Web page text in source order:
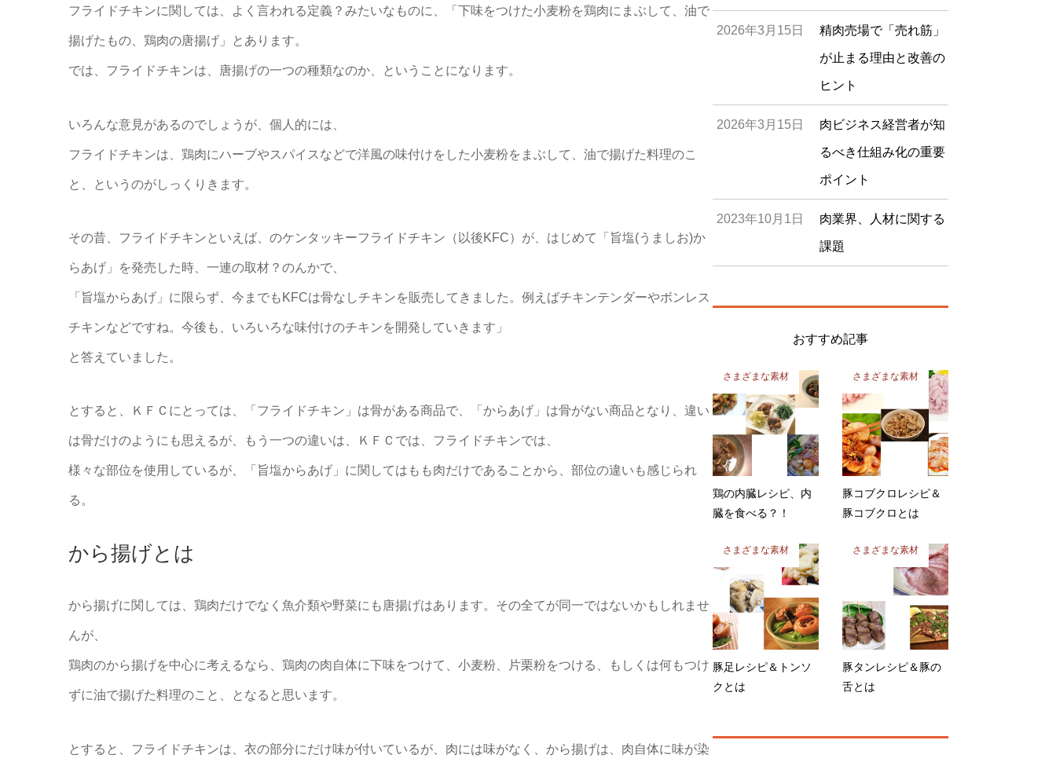
フライドチキンに関しては、よく言われる定義？みたいなものに、「下味をつけた小麦粉を鶏肉にまぶして、油で
揚げたもの、鶏肉の唐揚げ」とあります。
では、フライドチキンは、唐揚げの一つの種類なのか、ということになります。
いろんな意見があるのでしょうが、個人的には、
フライドチキンは、鶏肉にハーブやスパイスなどで洋風の味付けをした小麦粉をまぶして、油で揚げた料理のこ
と、というのがしっくりきます。
その昔、フライドチキンといえば、のケンタッキーフライドチキン（以後KFC）が、はじめて「旨塩(うましお)か
らあげ」を発売した時、一連の取材？のんかで、
「旨塩からあげ」に限らず、今までもKFCは骨なしチキンを販売してきました。例えばチキンテンダーやボンレス
チキンなどですね。今後も、いろいろな味付けのチキンを開発していきます」
と答えていました。
とすると、ＫＦＣにとっては、「フライドチキン」は骨がある商品で、「からあげ」は骨がない商品となり、違い
は骨だけのようにも思えるが、もう一つの違いは、ＫＦＣでは、フライドチキンでは、
様々な部位を使用しているが、「旨塩からあげ」に関してはもも肉だけであることから、部位の違いも感じられ
る。
から揚げとは
から揚げに関しては、鶏肉だけでなく魚介類や野菜にも唐揚げはあります。その全てが同一ではないかもしれませ
んが、
鶏肉のから揚げを中心に考えるなら、鶏肉の肉自体に下味をつけて、小麦粉、片栗粉をつける、もしくは何もつけ
ずに油で揚げた料理のこと、となると思います。
とすると、フライドチキンは、衣の部分にだけ味が付いているが、肉には味がなく、から揚げは、肉自体に味が染
2026年3月15日 精肉売場で「売れ筋」
が止まる理由と改善の
ヒント
2026年3月15日 肉ビジネス経営者が知
るべき仕組み化の重要
ポイント
2023年10月1日 肉業界、人材に関する
課題
おすすめ記事
さまざまな素材
鶏の内臓レシピ、内
臓を食べる？！
さまざまな素材
豚コブクロレシピ＆
豚コブクロとは
さまざまな素材
豚足レシピ＆トンソ
クとは
さまざまな素材
豚タンレシピ＆豚の
舌とは